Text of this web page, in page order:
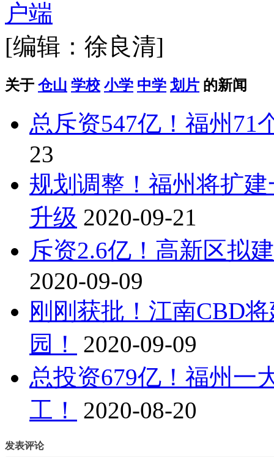
[编辑：徐良清]
关于 仓山 学校 小学 中学 划片 的新闻
总斥资547亿！福州71
23
规划调整！福州将扩
升级 2020-09-21
斥资2.6亿！高新区拟
2020-09-09
刚刚获批！江南CBD
园！
2020-09-09
总投资679亿！福州一
工！
2020-08-20
发表评论